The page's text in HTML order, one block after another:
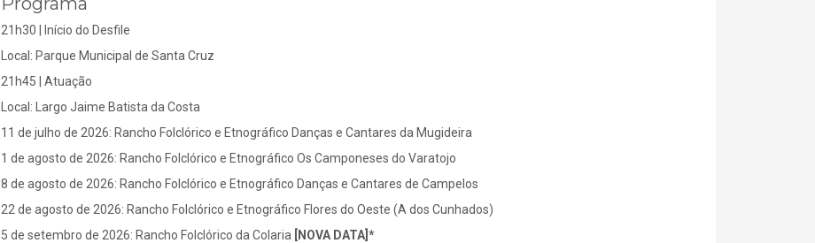
21h30 | Início do Desfile
Local: Parque Municipal de Santa Cruz
21h45 | Atuação
Local: Largo Jaime Batista da Costa
11 de julho de 2026: Rancho Folclórico e Etnográfico Danças e Cantares da Mugideira
1 de agosto de 2026: Rancho Folclórico e Etnográfico Os Camponeses do Varatojo
8 de agosto de 2026: Rancho Folclórico e Etnográfico Danças e Cantares de Campelos
22 de agosto de 2026: Rancho Folclórico e Etnográfico Flores do Oeste (A dos Cunhados)
5 de setembro de 2026: Rancho Folclórico da Colaria [NOVA DATA]*